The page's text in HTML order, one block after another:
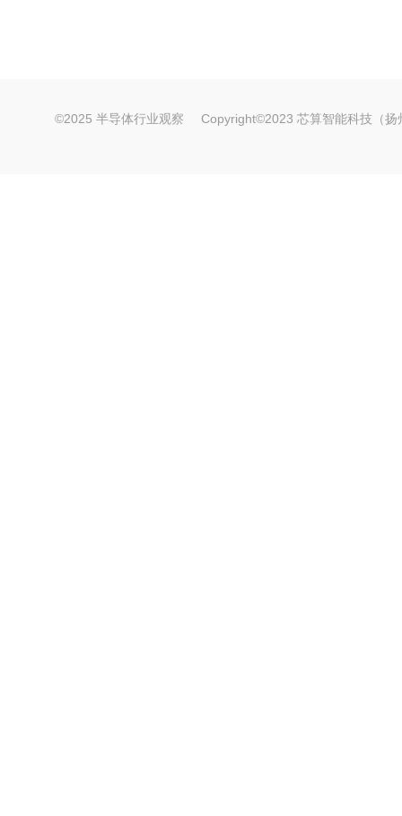
©2025 半导体行业观察 Copyright©2023 芯算智能科技（